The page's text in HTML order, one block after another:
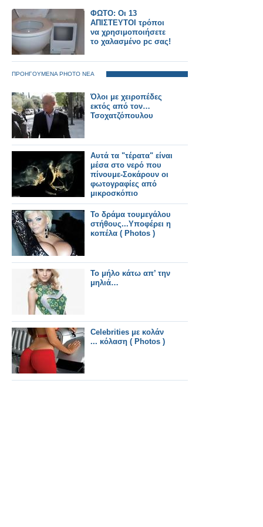
ΦΩΤΟ: Οι 13
ΑΠΙΣΤΕΥΤΟΙ τρόποι
να χρησιμοποιήσετε
το χαλασμένο pc σας!
ΠΡΟΗΓΟΥΜΕΝΑ PHOTO ΝΕΑ
Όλοι με χειροπέδες
εκτός από τον…
Τσοχατζόπουλου
Αυτά τα "τέρατα" είναι
μέσα στο νερό που
πίνουμε-Σοκάρουν οι
φωτογραφίες από
μικροσκόπιο
Το δράμα τουμεγάλου
στήθους...Υποφέρει η
κοπέλα ( Photos )
Το μήλο κάτω απ’ την
μηλιά…
Celebrities με κολάν
... κόλαση ( Photos )